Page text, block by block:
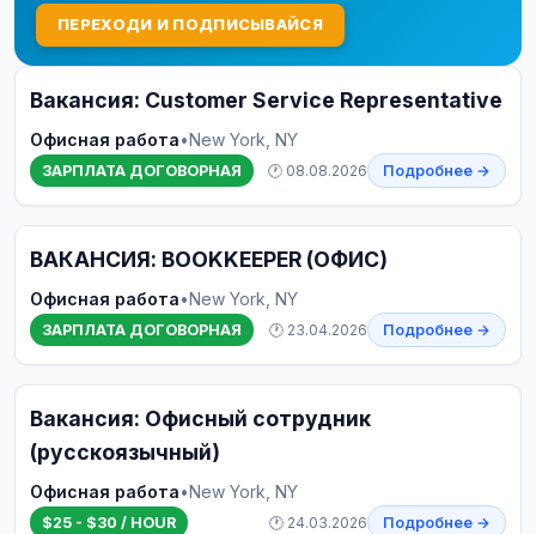
ПЕРЕХОДИ И ПОДПИСЫВАЙСЯ
Вакансия: Customer Service Representative
Офисная работа•New York, NY
ЗАРПЛАТА ДОГОВОРНАЯ 🕐 08.08.2026 Подробнее →
ВАКАНСИЯ: BOOKKEEPER (ОФИС)
Офисная работа•New York, NY
ЗАРПЛАТА ДОГОВОРНАЯ 🕐 23.04.2026 Подробнее →
Вакансия: Офисный сотрудник
(русскоязычный)
Офисная работа•New York, NY
$25 - $30 / HOUR 🕐 24.03.2026 Подробнее →